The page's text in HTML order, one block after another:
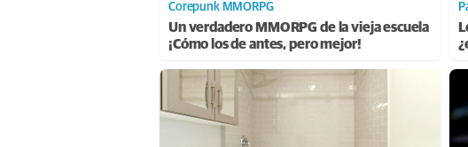
Corepunk MMORPG
Un verdadero MMORPG de la vieja escuela
¡Cómo los de antes, pero mejor!